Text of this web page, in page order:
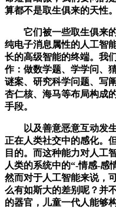
算都不是取生俱来的天性。
它们被一些取生俱来的
纯电子消息属性的人工智
长的高级智能的终端。我
作：做数学题、学学问、
谜案、研究科学问题、写
杏仁核、海马等布局构成
手段。
以及善意恶意互动发生
正在人类社交中的感化。
目的。而这种能力对人工
人类的系统中的“-情感-感
然而对于人工智能来说，
么有如斯大的差别呢？并
的器官，儿童一代人能够